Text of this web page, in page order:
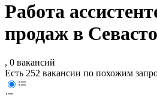
Работа
продаж в
, 0 вакансий
Есть 252 вакансии по похожим